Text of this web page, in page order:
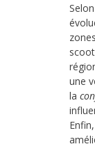
une
la